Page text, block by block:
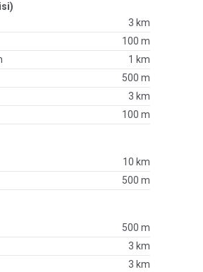
3 km
100 m
1 km
500 m
3 km
100 m
10 km
500 m
500 m
3 km
3 km